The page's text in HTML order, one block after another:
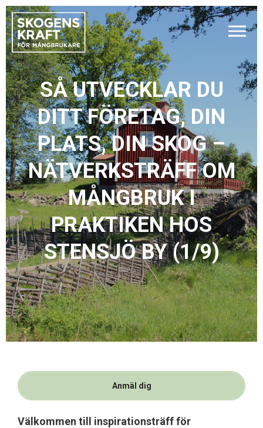
SÅ UTVECKLAR DU
DITT FÖRETAG, DIN
PLATS, DIN SKOG –
NÄTVERKSTRÄFF OM
MÅNGBRUK I
PRAKTIKEN HOS
STENSJÖ BY (1/9)
Anmäl dig
Välkommen till inspirationsträff för